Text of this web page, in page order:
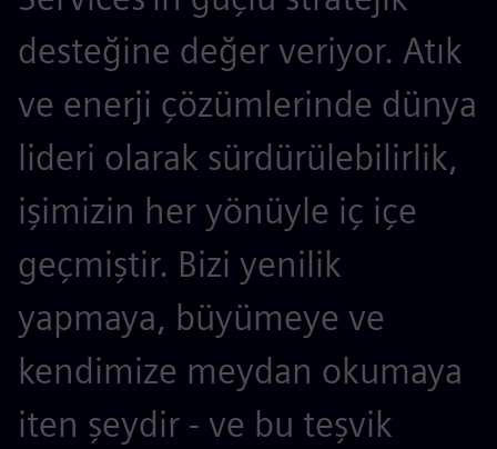
desteğine değer veriyor. Atık
ve enerji çözümlerinde dünya
lideri olarak sürdürülebilirlik,
işimizin her yönüyle iç içe
geçmiştir. Bizi yenilik
yapmaya, büyümeye ve
kendimize meydan okumaya
iten şeydir - ve bu teşvik